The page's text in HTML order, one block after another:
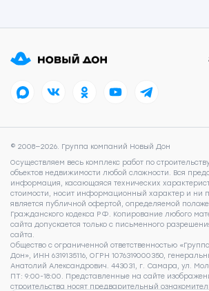
© 2008—2026. Группа компаний Новый Дон
Осуществляем весь комплекс работ по
объектов недвижимости любой сложности. Вся
информация, касающаяся технических
стоимости, носит информационный характер и ни
является публичной офертой, определяемой
Гражданского кодекса РФ. Копирование любого
сайта допускается только с письменного
сайта.
Общество с ограниченной ответственностью
Дон», ИНН 6319135116, ОГРН 1076319000350,
Анатолий Александрович. 443031, г. Самара, ул.
ПТ: 9:00-18:00. Представленные на сайте
строительства носят предварительный